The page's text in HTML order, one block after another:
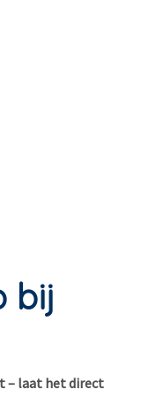
bij
– laat het direct